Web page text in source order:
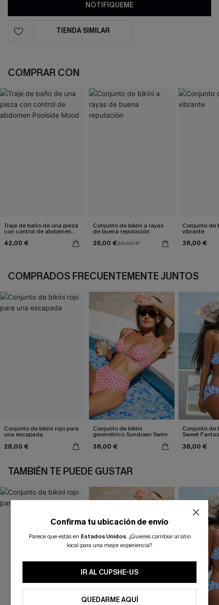
NOTIFÍQUEME
TIENDA SIMILAR
COMPRAR CON
Traje de baño de una pieza
con control de abdomen
42,00 €
Conjunto de bikini a rayas
de buena reputación
26,00 €29,00 €
Conjunto de
vibrante
38,00 €
COMPRADOS FRECUENTEMENTE JUNTOS
Conjunto de bikini rojo para
una escapada
28,00 €
Conjunto de bikini
geométrico Sundown Swim
38,00 €
Conjunto de
Sweet
38,00 €
TAMBIÉN TE PUEDE GUSTAR
Confirma tu ubicación de envío
Parece que estás en Estados Unidos. ¿Quieres cambiar al sitio
local para una mejor experiencia?
IR AL CUPSHE-US
QUEDARME AQUÍ